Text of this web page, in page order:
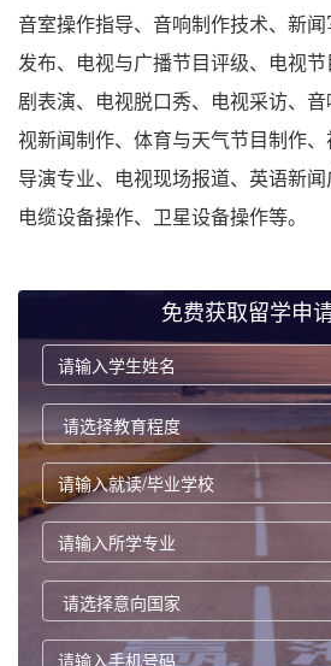
音室操作指导、音响制作技术、新
发布、电视与广播节目评级、电视
剧表演、电视脱口秀、电视采访、
视新闻制作、体育与天气节目制作、
导演专业、电视现场报道、英语新闻
电缆设备操作、卫星设备操作等。
免费获取留学申